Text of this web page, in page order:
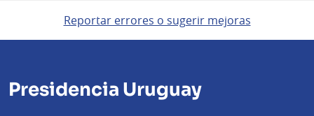
Reportar errores o sugerir mejoras
Presidencia Uruguay